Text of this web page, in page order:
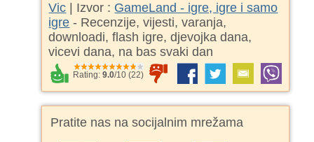
Vic | Izvor : GameLand - igre, igre i samo
igre - Recenzije, vijesti, varanja,
downloadi, flash igre, djevojka dana,
vicevi dana, na bas svaki dan
Rating:9.0/10 (22)
Pratite nas na socijalnim mrežama